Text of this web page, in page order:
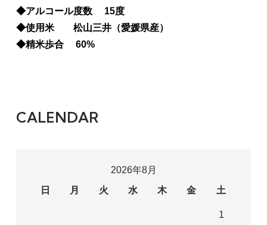
◆アルコール度数 15度
◆使用米 松山三井（愛媛県産）
◆精米歩合 60%
CALENDAR
2026年8月
日
月 火 水 木 金 土
1